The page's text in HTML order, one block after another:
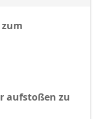
aufstoßen zu